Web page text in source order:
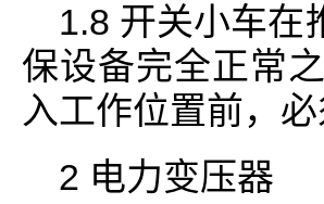
1.8 开关小车在
保设备完全正常
入工作位置前，
2 电力变压器